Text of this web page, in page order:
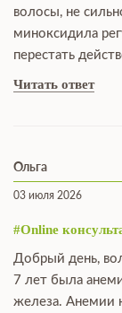
волосы, не
миноксидила
перестать
Читать ответ
Ольга
03 июля 2026
#Online
Добрый день,
7 лет была
железа. Анемии